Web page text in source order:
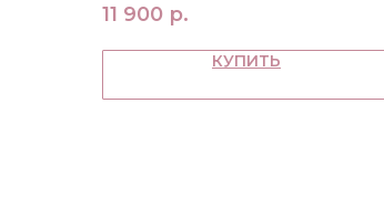
11 900 р.
КУПИТЬ